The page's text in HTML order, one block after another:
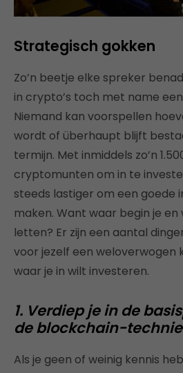
Strategisch gokken
Zo’n beetje elke spreker
in crypto’s toch met name
Niemand kan voorspellen
wordt of überhaupt blijft
termijn. Met inmiddels zo’n
cryptomunten om in te
steeds lastiger om een goede
maken. Want waar begin je
letten? Er zijn een aantal
voor jezelf een weloverwogen
waar je in wilt investeren.
1. Verdiep je in de
de blockchain-
Als je geen of weinig kennis